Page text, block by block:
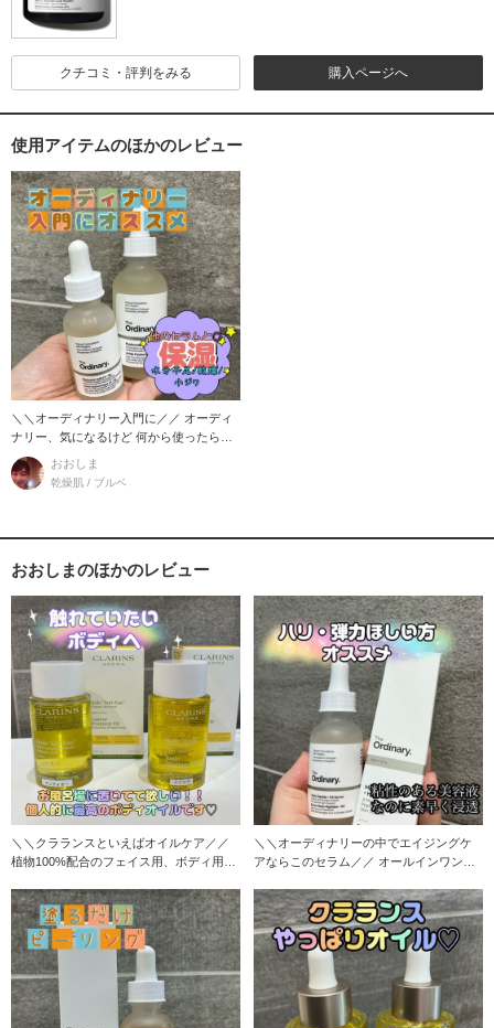
購入ページへ
クチコミ・評判をみる
使用アイテムのほかのレビュー
＼＼オーディナリー入門に／／ オーディ
ナリー、気になるけど 何から使ったらい
いか分からない
おおしま
乾燥肌 / ブルベ
おおしまのほかのレビュー
＼＼クラランスといえばオイルケア／／
植物100%配合のフェイス用、ボディ用の
＼＼オーディナリーの中でエイジングケ
アならこのセラム／／ オールインワン美